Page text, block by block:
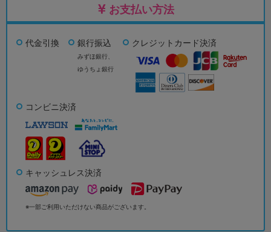
お支払い方法
代金引換 銀行振込
みずほ銀行、
ゆうちょ銀行
クレジットカード決済
コンビニ決済
キャッシュレス決済
※一部ご利用いただけない商品がございます。